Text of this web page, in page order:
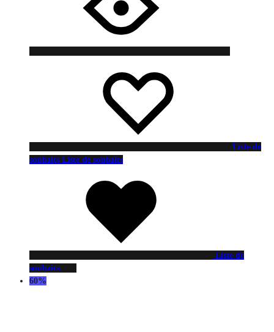
Liste de
souhaits Liste de souhaits
Liste de
souhaits
60%